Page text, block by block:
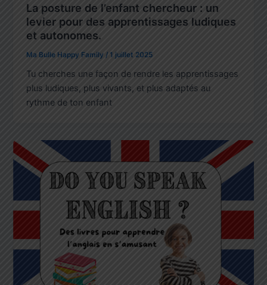
La posture de l’enfant chercheur : un
levier pour des apprentissages ludiques
et autonomes.
Ma Bulle Happy Family / 1 juillet 2025
Tu cherches une façon de rendre les apprentissages
plus ludiques, plus vivants, et plus adaptés au
rythme de ton enfant